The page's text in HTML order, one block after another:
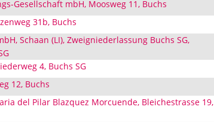
Gesellschaft mbH, Moosweg 11, Buchs
31b, Buchs
Schaan (LI), Zweigniederlassung Buchs SG,
4, Buchs SG
12, Buchs
del Pilar Blazquez Morcuende, Bleichestrasse 19,